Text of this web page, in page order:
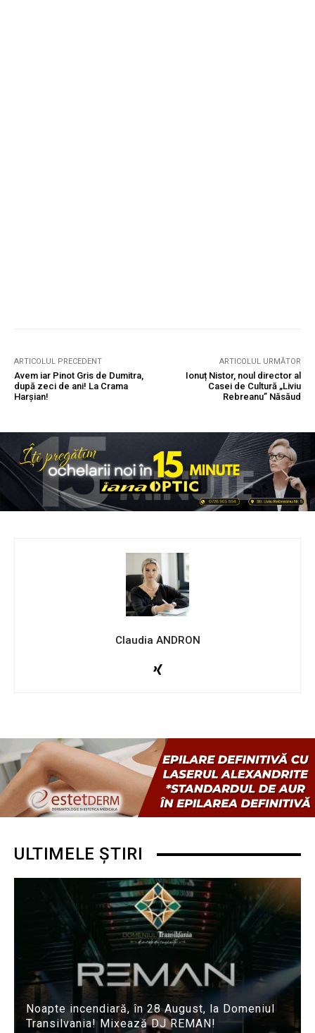
ARTICOLUL PRECEDENT
Avem iar Pinot Gris de Dumitra,
după zeci de ani! La Crama
Harșian!
ARTICOLUL URMĂTOR
Ionuț Nistor, noul director al
Casei de Cultură „Liviu
Rebreanu” Năsăud
Claudia ANDRON
ULTIMELE ȘTIRI
Noapte incendiară, în 28 August, la Domeniul
Transilvania! Mixează DJ REMAN!